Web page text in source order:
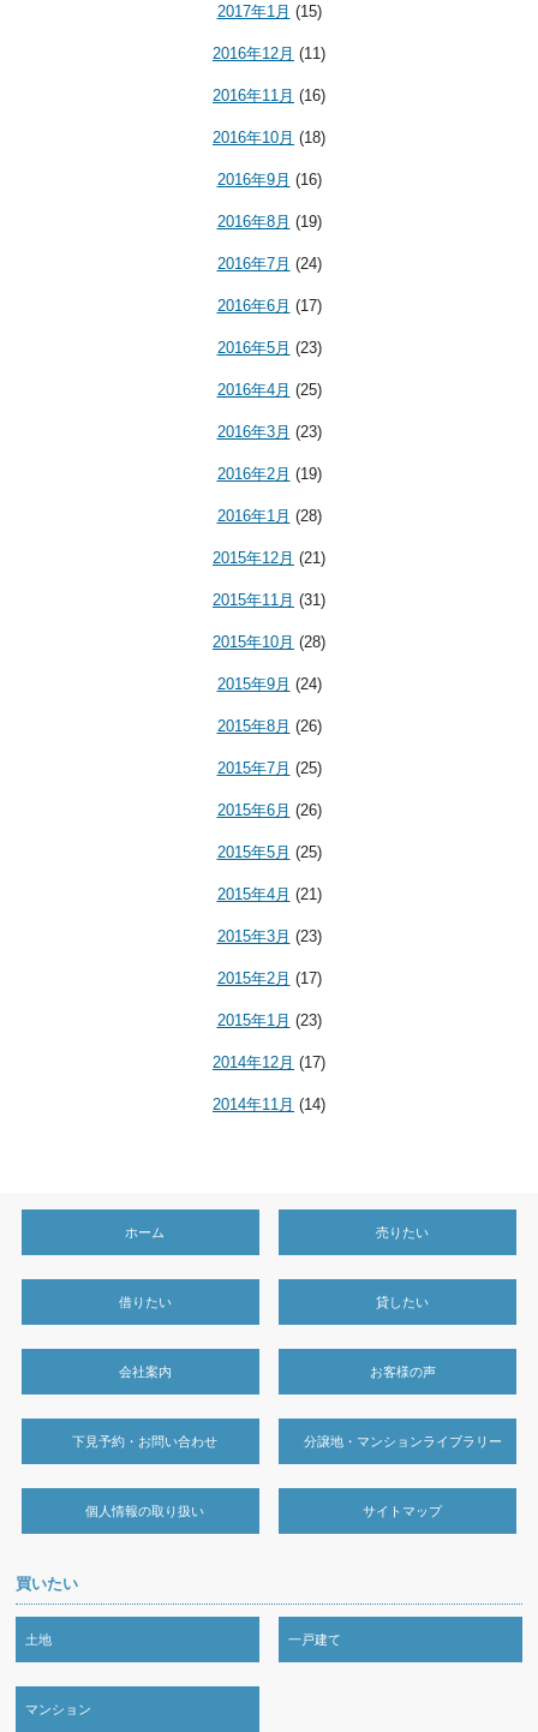
2017年1月 (15)
2016年12月 (11)
2016年11月 (16)
2016年10月 (18)
2016年9月 (16)
2016年8月 (19)
2016年7月 (24)
2016年6月 (17)
2016年5月 (23)
2016年4月 (25)
2016年3月 (23)
2016年2月 (19)
2016年1月 (28)
2015年12月 (21)
2015年11月 (31)
2015年10月 (28)
2015年9月 (24)
2015年8月 (26)
2015年7月 (25)
2015年6月 (26)
2015年5月 (25)
2015年4月 (21)
2015年3月 (23)
2015年2月 (17)
2015年1月 (23)
2014年12月 (17)
2014年11月 (14)
ホーム 売りたい
借りたい 貸したい
会社案内 お客様の声
下見予約・お問い合わせ 分譲地・マンションライブラリー
個人情報の取り扱い サイトマップ
買いたい
土地 一戸建て
マンション